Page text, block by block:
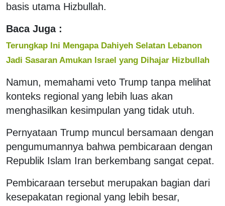
basis utama Hizbullah.
Baca Juga :
Terungkap Ini Mengapa Dahiyeh Selatan Lebanon
Jadi Sasaran Amukan Israel yang Dihajar Hizbullah
Namun, memahami veto Trump tanpa melihat
konteks regional yang lebih luas akan
menghasilkan kesimpulan yang tidak utuh.
Pernyataan Trump muncul bersamaan dengan
pengumumannya bahwa pembicaraan dengan
Republik Islam Iran berkembang sangat cepat.
Pembicaraan tersebut merupakan bagian dari
kesepakatan regional yang lebih besar,